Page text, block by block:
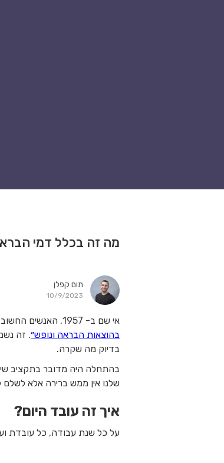
מה זה בכלל דמי
תום קפלן
10/9/2023
אי שם ב- 1957, האנשים החשובים שחוקקו באותן שנים חוקים החליטו שאנחנו, העובדים והעובדות בישראל, נקבל במשכורת שלנו תשלום עבור
בהוצאות הבראה ונופש״. זה
בדיוק מה שקרה.
בהתחלה היה מדובר בתקציב
שלנו אין ממש ברירה אלא לשלם
איך זה עובד היום?
על כל שנת עבודה, כל עובדת